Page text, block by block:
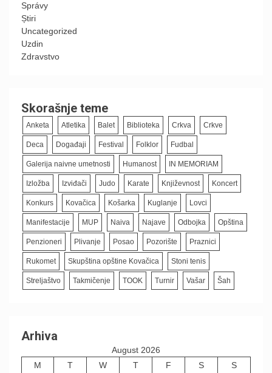
Správy
Știri
Uncategorized
Uzdin
Zdravstvo
Skorašnje teme
Anketa Atletika Balet Biblioteka Crkva Crkve
Deca Događaji Festival Folklor Fudbal
Galerija naivne umetnosti Humanost IN MEMORIAM
Izložba Izviđači Judo Karate Književnost Koncert
Konkurs Kovačica Košarka Kuglanje Lovci
Manifestacije MUP Naiva Najave Odbojka Opština
Penzioneri Plivanje Posao Pozorište Praznici
Rukomet Skupština opštine Kovačica Stoni tenis
Streljaštvo Takmičenje TOOK Turnir Vašar Šah
Arhiva
August 2026
M
T W T F S
S